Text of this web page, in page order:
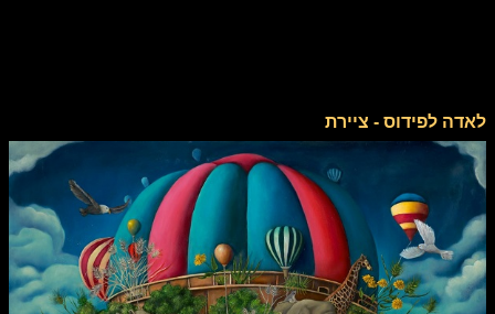
לאדה לפידוס - ציירת